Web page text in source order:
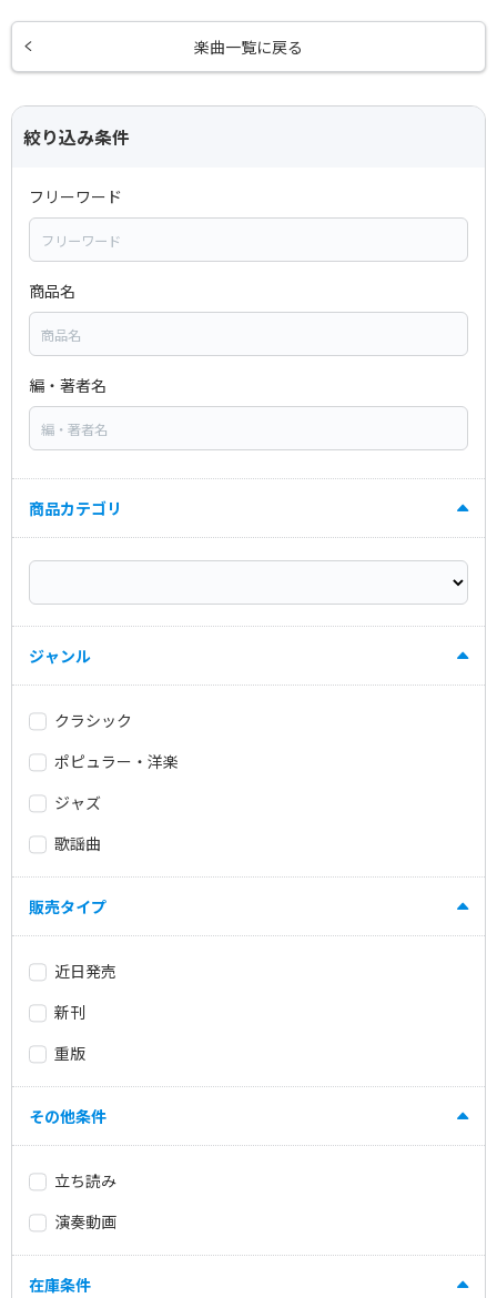
楽曲一覧に戻る
絞り込み条件
フリーワード
商品名
編・著者名
商品カテゴリ
ジャンル
クラシック
ポピュラー・洋楽
ジャズ
歌謡曲
販売タイプ
近日発売
新刊
重版
その他条件
立ち読み
演奏動画
在庫条件